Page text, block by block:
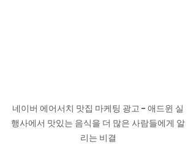
네이버 에어서치 맛집 마케팅 광고 - 애드윈 실
행사에서 맛있는 음식을 더 많은 사람들에게 알
리는 비결